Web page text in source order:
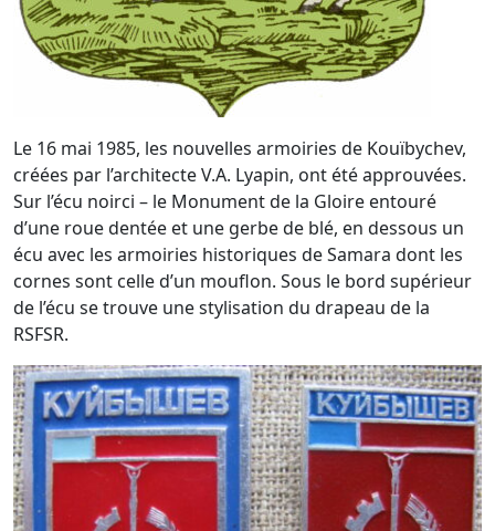
Le 16 mai 1985, les nouvelles armoiries de Kouïbychev,
créées par l’architecte V.A. Lyapin, ont été approuvées.
Sur l’écu noirci – le Monument de la Gloire entouré
d’une roue dentée et une gerbe de blé, en dessous un
écu avec les armoiries historiques de Samara dont les
cornes sont celle d’un mouflon. Sous le bord supérieur
de l’écu se trouve une stylisation du drapeau de la
RSFSR.